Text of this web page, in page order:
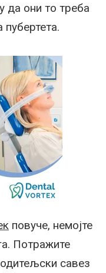
да они то треба
повуче, немојте
Потражите
савез